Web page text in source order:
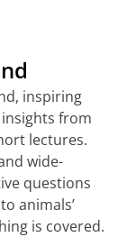
inspiring
from
lectures.
wide-
questions
animals’
is covered.